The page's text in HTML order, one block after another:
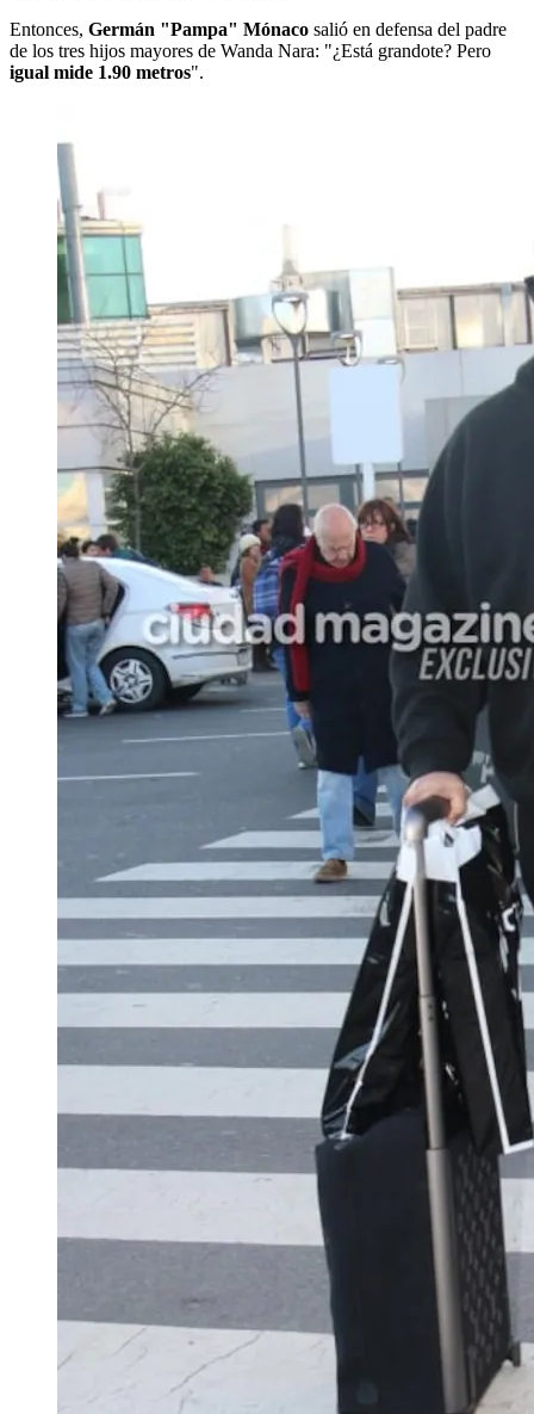
Entonces, Germán "Pampa" Mónaco salió en defensa del padre
de los tres hijos mayores de Wanda Nara: "¿Está grandote? Pero
igual mide 1.90 metros".